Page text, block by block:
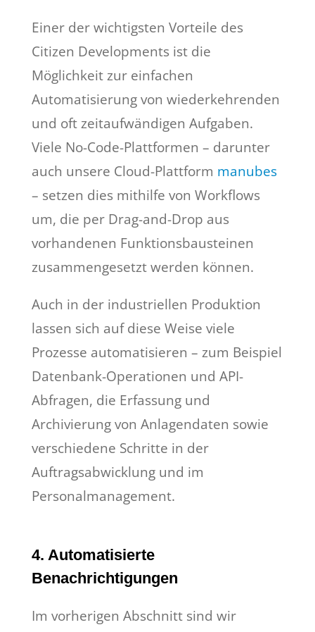
Einer der wichtigsten Vorteile des
Citizen Developments ist die
Möglichkeit zur einfachen
Automatisierung von wiederkehrenden
und oft zeitaufwändigen Aufgaben.
Viele No-Code-Plattformen – darunter
auch unsere Cloud-Plattform manubes
– setzen dies mithilfe von Workflows
um, die per Drag-and-Drop aus
vorhandenen Funktionsbausteinen
zusammengesetzt werden können.
Auch in der industriellen Produktion
lassen sich auf diese Weise viele
Prozesse automatisieren – zum Beispiel
Datenbank-Operationen und API-
Abfragen, die Erfassung und
Archivierung von Anlagendaten sowie
verschiedene Schritte in der
Auftragsabwicklung und im
Personalmanagement.
4. Automatisierte
Benachrichtigungen
Im vorherigen Abschnitt sind wir